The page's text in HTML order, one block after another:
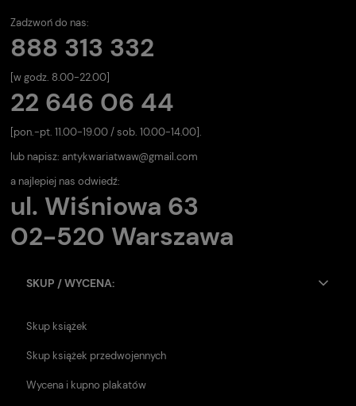
Zadzwoń do nas:
888 313 332
[w godz. 8.00-22.00]
22 646 06 44
[pon.-pt. 11.00-19.00 / sob. 10.00-14.00].
lub napisz: antykwariatwaw@gmail.com
a najlepiej nas odwiedź:
ul. Wiśniowa 63
02-520 Warszawa
SKUP / WYCENA:
Skup książek
Skup książek przedwojennych
Wycena i kupno plakatów